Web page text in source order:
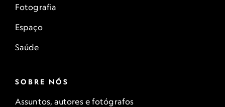
Fotografia
Espaço
Saúde
SOBRE NÓS
Assuntos, autores e fotógrafos